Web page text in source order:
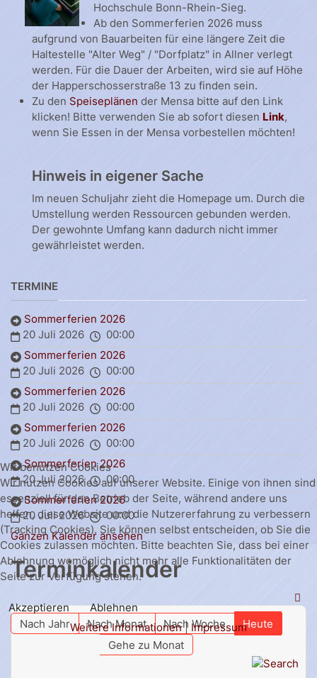
Hochschule Bonn-Rhein-Sieg.
Ab den Sommerferien 2026 muss
aufgrund von Bauarbeiten für eine längere Zeit die
Haltestelle "Alter Weg" / "Dorfplatz" in Allner verlegt
werden. Für die Dauer der Arbeiten, wird sie auf Höhe
der Happerschosserstraße 13 zu finden sein.
Zu den Speiseplänen der Mensa bitte auf den Link
klicken! Bitte verwenden Sie ab sofort diesen Link,
wenn Sie Essen in der Mensa vorbestellen möchten!
Hinweis in eigener Sache
Im neuen Schuljahr zieht die Homepage um. Durch die
Umstellung werden Ressourcen gebunden werden.
Der gewohnte Umfang kann dadurch nicht immer
gewährleistet werden.
TERMINE
Sommerferien 2026
20 Juli 2026
00:00
Sommerferien 2026
20 Juli 2026
00:00
Sommerferien 2026
20 Juli 2026
00:00
Sommerferien 2026
20 Juli 2026
00:00
Sommerferien 2026
20 Juli 2026
00:00
Sommerferien 2026
20 Juli 2026
00:00
Ganzen Kalender ansehen
Terminkalender
Nach Jahr Nach Monat Nach Woche
Heute
Gehe zu Monat
Wir benutzen Cookies
Wir nutzen Cookies auf unserer Website. Einige von ihnen sind
essenziell für den Betrieb der Seite, während andere uns
helfen, diese Website und die Nutzererfahrung zu verbessern
(Tracking Cookies). Sie können selbst entscheiden, ob Sie die
Cookies zulassen möchten. Bitte beachten Sie, dass bei einer
Ablehnung womöglich nicht mehr alle Funktionalitäten der
Seite zur Verfügung stehen.
Akzeptieren
Ablehnen
Weitere Informationen| Impressum